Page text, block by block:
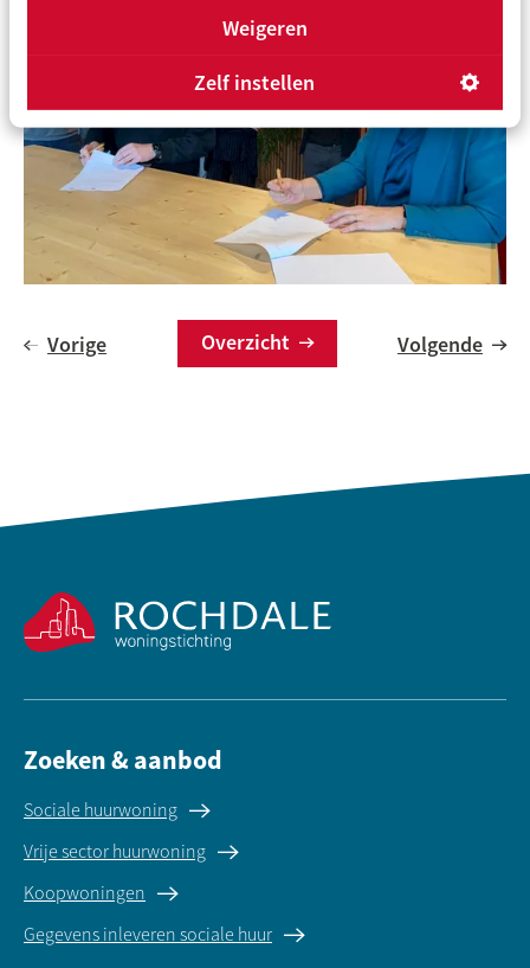
Weigeren
Zelf instellen
Volgende
Overzicht
Vorige
Zoeken & aanbod
Sociale huurwoning
Vrije sector huurwoning
Koopwoningen
Gegevens inleveren sociale huur